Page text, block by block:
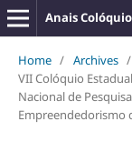
Home / Archives /
VII Colóquio
Nacional de
Empreendedorismo